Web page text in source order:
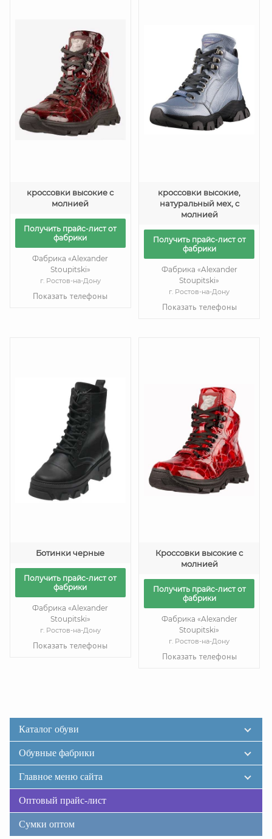
кроссовки высокие с
молнией
Получить прайс-лист от
фабрики
Фабрика «Alexander
Stoupitski»
г. Ростов-на-Дону
Показать телефоны
кроссовки высокие,
натуральный мех, с
молнией
Получить прайс-лист от
фабрики
Фабрика «Alexander
Stoupitski»
г. Ростов-на-Дону
Показать телефоны
Ботинки черные
Получить прайс-лист от
фабрики
Фабрика «Alexander
Stoupitski»
г. Ростов-на-Дону
Показать телефоны
Кроссовки высокие с
молнией
Получить прайс-лист от
фабрики
Фабрика «Alexander
Stoupitski»
г. Ростов-на-Дону
Показать телефоны
Каталог обуви
Обувные фабрики
Главное меню сайта
Оптовый прайс-лист
Сумки оптом